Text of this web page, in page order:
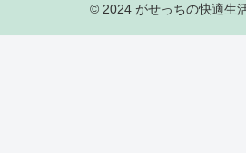
© 2024 がせっちの快適生